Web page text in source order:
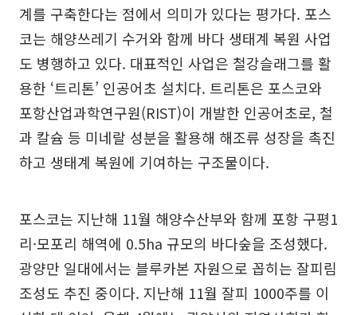
계를 구축한다는 점에서 의미가 있다는 평가다. 포스
코는 해양쓰레기 수거와 함께 바다 생태계 복원 사업
도 병행하고 있다. 대표적인 사업은 철강슬래그를 활
용한 ‘트리톤’ 인공어초 설치다. 트리톤은 포스코와
포항산업과학연구원(RIST)이 개발한 인공어초로, 철
과 칼슘 등 미네랄 성분을 활용해 해조류 성장을 촉진
하고 생태계 복원에 기여하는 구조물이다.
포스코는 지난해 11월 해양수산부와 함께 포항 구평1
리·모포리 해역에 0.5ha 규모의 바다숲을 조성했다.
광양만 일대에서는 블루카본 자원으로 꼽히는 잘피림
조성도 추진 중이다. 지난해 11월 잘피 1000주를 이